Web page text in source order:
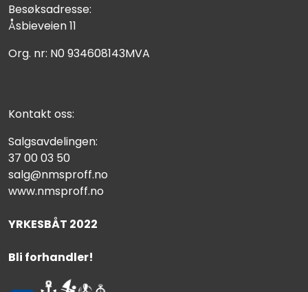
Besøksadresse:
Åsbieveien 11
Org. nr: N0 934608143MVA
Kontakt oss:
Salgsavdelingen:
37 00 03 50
salg@nmsproff.no
www.nmsproff.no
YRKESBÅT 2022
Bli forhandler!